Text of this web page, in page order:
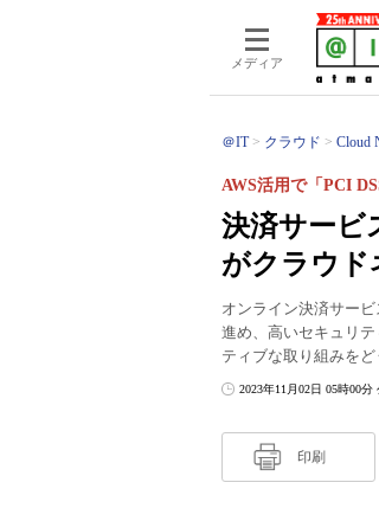
メディア
＠IT クラウド Cloud
決済サー
がクラウド
AWS活用で「PCI
オンライン決済サービ
進め、高いセキュリ
ティブな取り組みをど
2023年11月02日 05時00分
印刷